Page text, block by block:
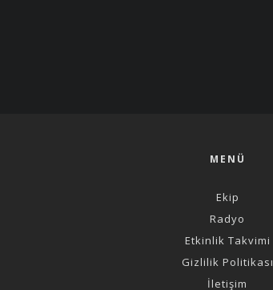
MENÜ
Ekip
Radyo
Etkinlik Takvimi
Gizlilik Politikası
İletişim